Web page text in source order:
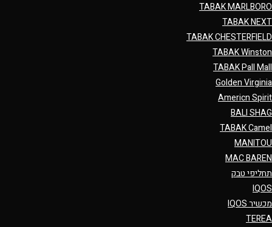
TABAK MARLBORO
TABAK NEXT
TABAK CHESTERFIELD
TABAK Winston
TABAK Pall Mall
Golden Virginia
Americn Spirit
BALI SHAG
TABAK Camel
MANITOU
MAC BAREN
תחליפי טבק
IQOS
מכשיר IQOS
TEREA